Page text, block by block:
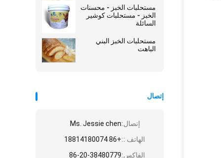
مستحلبات الخبز - محسنات
الخبز - مستحلبات كوشير
السائلة
مستحلبات الخبز البني
الباهت
إتصال
إتصال:Ms. Jessie chen
الهاتف ::+86 18814180074
الفاكس:86-20-38480779